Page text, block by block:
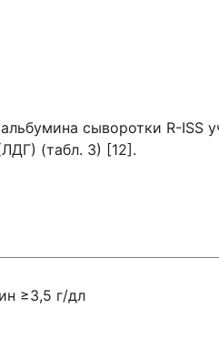
сыворотки R-ISS
(табл. 3) [12].
≥3,5 г/дл